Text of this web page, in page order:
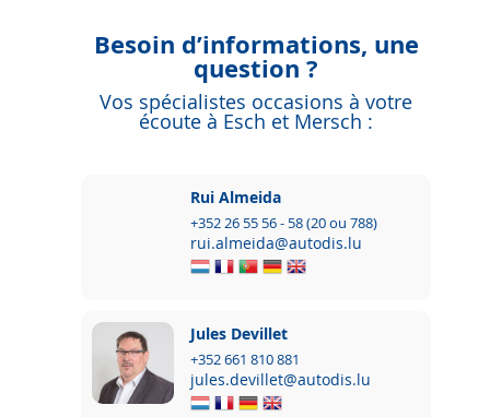
Besoin d’informations, une
question ?
Vos spécialistes occasions à votre
écoute à Esch et Mersch :
Rui Almeida
+352 26 55 56 - 58 (20 ou 788)
rui.almeida@autodis.lu
Jules Devillet
+352 661 810 881
jules.devillet@autodis.lu